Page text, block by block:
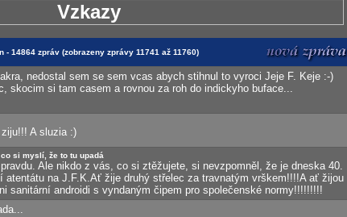
Vzkazy
- 14864 zpráv (zobrazeny zprávy 11741 až 11760)
nedostal sem se sem vcas abych stihnul to vyroci Jeje F. Keje :-)
skocim si tam casem a rovnou za roh do indickyho buface...
ziju!!! A sluzia :)
si myslí, že to tu upadá
pravdu. Ale nikdo z vás, co si ztěžujete, si nevzpomněl, že je dneska 40.
atentátu na J.F.K.Ať žije druhý střelec za travnatým vrškem!!!!A ať žijou
sanitární androidi s vyndaným čipem pro společenské normy!!!!!!!!!